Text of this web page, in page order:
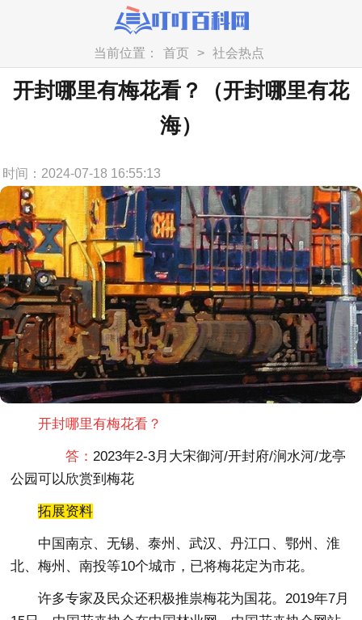
当前位置： 首页 > 社会热点
开封哪里有梅花看？（开封哪里有花
海）
时间：2024-07-18 16:55:13
开封哪里有梅花看？
答： 2023年2-3月 大宋御河/开封府/涧水河/龙亭
公园可以欣赏到梅花
拓展资料
中国南京、无锡、泰州、武汉、丹江口、鄂州、淮
北、梅州、南投等10个城市，已将梅花定为市花。
许多专家及民众还积极推祟梅花为国花。2019年7月